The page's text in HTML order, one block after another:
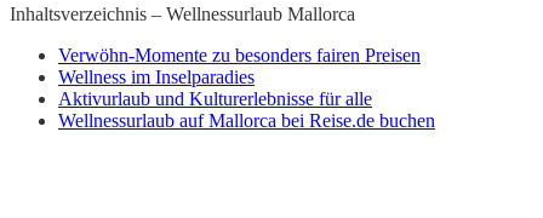
Inhaltsverzeichnis – Wellnessurlaub Mallorca
Verwöhn-Momente zu besonders fairen Preisen
Wellness im Inselparadies
Aktivurlaub und Kulturerlebnisse für alle
Wellnessurlaub auf Mallorca bei Reise.de buchen